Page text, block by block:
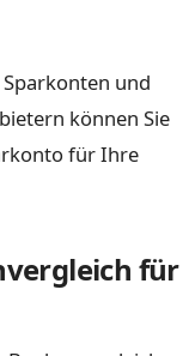
und
können Sie
für Ihre
für